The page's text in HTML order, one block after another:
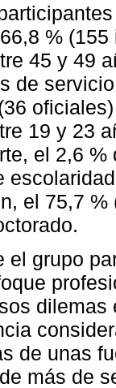
%
45 y 49
de
19 y 23
el 2,6
el 75,7
el grupo
de unas
más de